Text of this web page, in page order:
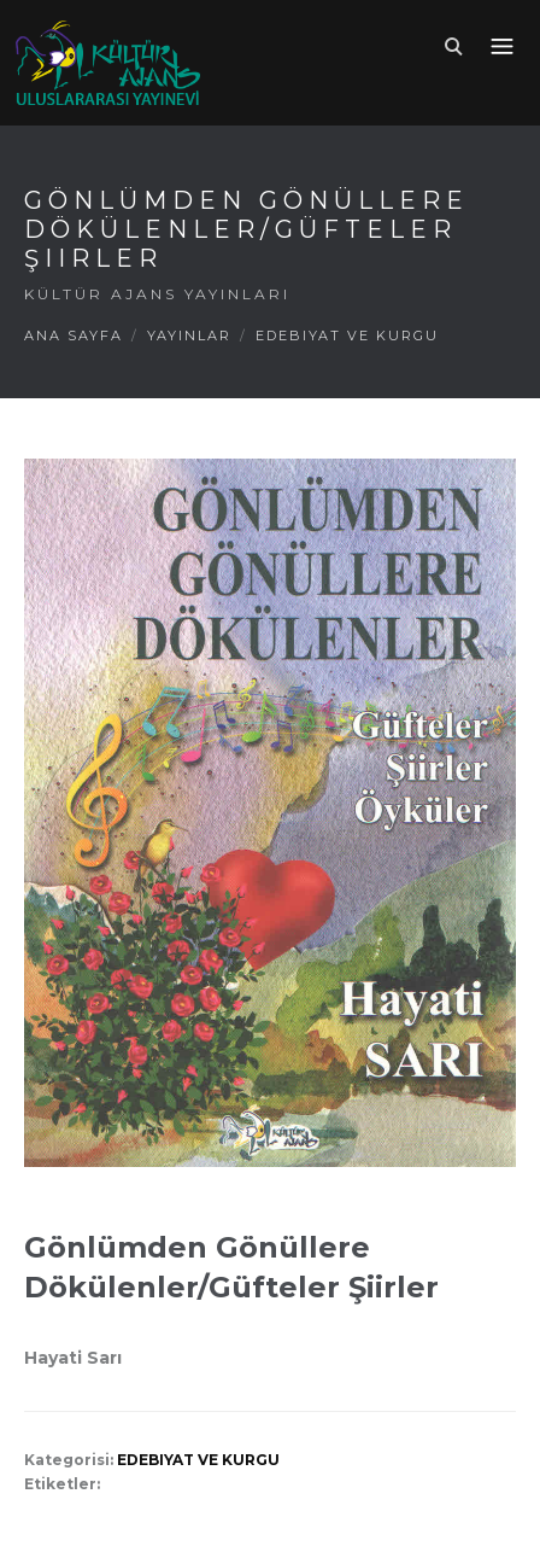
GÖNLÜMDEN GÖNÜLLERE
DÖKÜLENLER/GÜFTELER
ŞIIRLER
KÜLTÜR AJANS YAYINLARI
ANA SAYFA / YAYINLAR / EDEBIYAT VE KURGU
Gönlümden Gönüllere
Dökülenler/Güfteler Şiirler
Hayati Sarı
Kategorisi: EDEBIYAT VE KURGU
Etiketler: